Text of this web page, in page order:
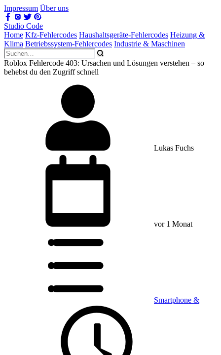
Impressum Über uns
Studio Code
Home Kfz-Fehlercodes Haushaltsgeräte-Fehlercodes Heizung &
Klima Betriebssystem-Fehlercodes Industrie & Maschinen
Roblox Fehlercode 403: Ursachen und Lösungen verstehen – so
behebst du den Zugriff schnell
Lukas Fuchs
vor 1 Monat
Smartphone &